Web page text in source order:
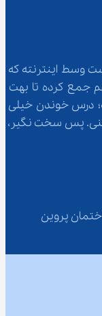
وسط اینترنته که
دور هم جمع کرده تا بهت
درس خوندن خیلی
و باحال‌تر از چیزیه که فکرش رو می‌کنی. پس سخت نگیر،
خیابان عطار، پلاک 26، ساختمان پروین